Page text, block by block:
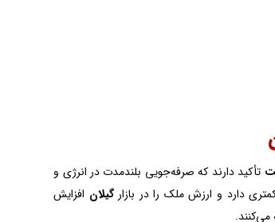
تأکید دارند که صرفه‌جویی بلندمدت در انرژی و
دارد و ارزش ملک را در بازارگیلان افزایش